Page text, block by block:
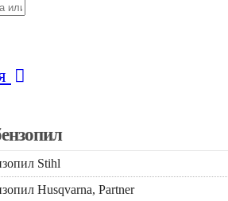
Stihl
Husqvarna, Partner